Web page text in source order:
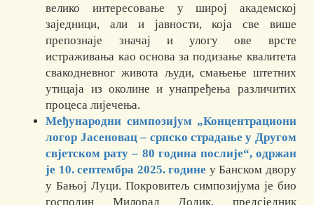
велико интересовање у широј академској
заједници, али и јавности, која све више
препознаје значај и улогу ове врсте
истраживања као основа за подизање квалитета
свакодневног живота људи, смањење штетних
утицаја из околине и унапређења различитих
процеса лијечења.
Међународни симпозијум „Концентрациони
логор Јасеновац – српско страдање у Другом
свјетском рату – 80 година послије“, одржан
је 10. септембра 2025. године у Банском двору
у Бањој Луци. Покровитељ симпозијума је био
господин Милорад Додик, предсједник